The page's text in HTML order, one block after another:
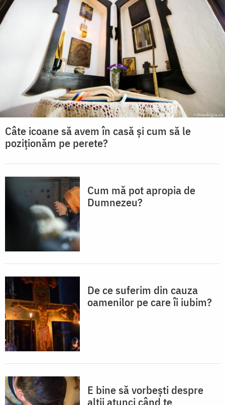
Câte icoane să avem în casă și cum să le
poziționăm pe perete?
Cum mă pot apropia de
Dumnezeu?
De ce suferim din cauza
oamenilor pe care îi iubim?
E bine să vorbești despre
alții atunci când te